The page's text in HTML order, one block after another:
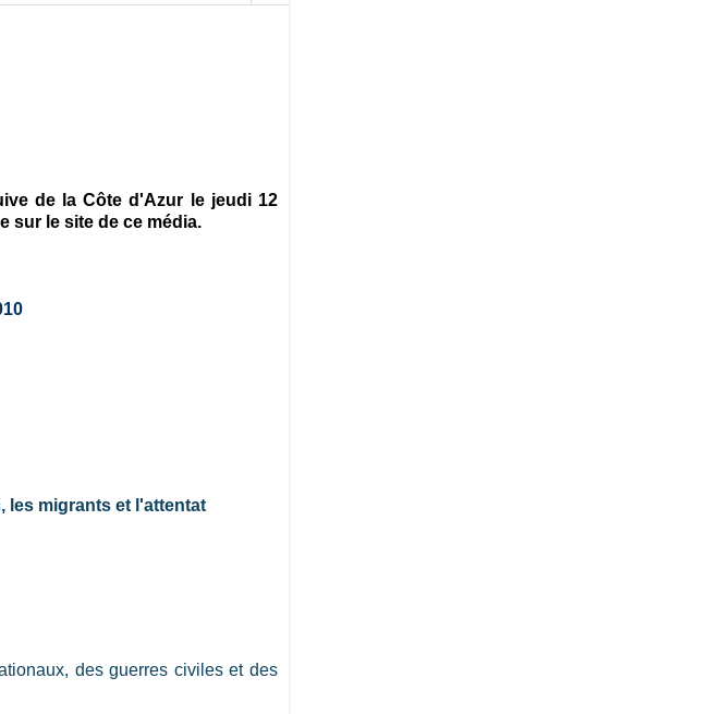
de la Côte d'Azur le jeudi 12
sur le site de ce média.
les migrants et l'attentat
des guerres civiles et des